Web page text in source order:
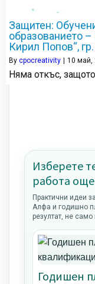
Защитен:
образованието –
Кирил Попов“,
By cpocreativity 10 май,
Няма откъс,
Изберете
работа
Практични идеи
Алфа и годишно
резултат, не
Годишен